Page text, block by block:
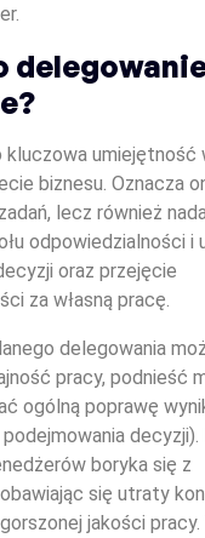
kluczowa umiejętność
biznesu. Oznacza
lecz również
odpowiedzialności i
oraz przejęcie
za własną pracę.
delegowania
pracy, podnieść
ogólną poprawę
decyzji).
boryka się z
się utraty
jakości pracy.